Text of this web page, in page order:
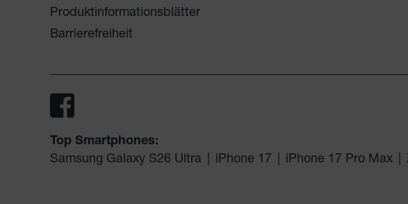
Produktinformationsblätter
Barrierefreiheit
Top Smartphones:
Samsung Galaxy S26 Ultra | iPhone 17 | iPhone 17 Pro Max |